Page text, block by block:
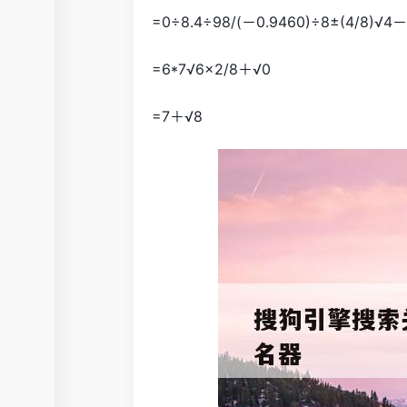
=0÷8.4÷98/(－0.9460)÷8±(4/8)√4
=6*7√6×2/8＋√0
=7＋√8